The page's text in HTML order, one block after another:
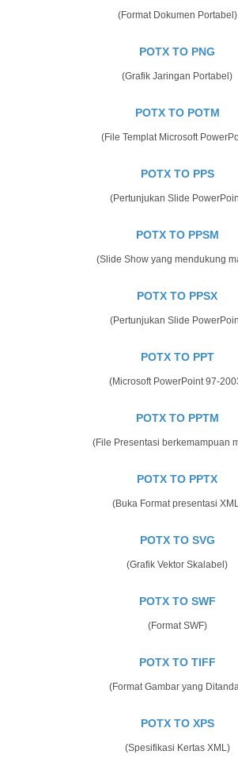
(Format Dokumen Portabel)
POTX TO PNG
(Grafik Jaringan Portabel)
POTX TO POTM
(File Templat Microsoft
POTX TO PPS
(Pertunjukan Slide
POTX TO PPSM
(Slide Show yang mendukung
POTX TO PPSX
(Pertunjukan Slide
POTX TO PPT
(Microsoft PowerPoint 97-
POTX TO PPTM
(File Presentasi berkemampuan
POTX TO PPTX
(Buka Format presentasi
POTX TO SVG
(Grafik Vektor Skalabel)
POTX TO SWF
(Format SWF)
POTX TO TIFF
(Format Gambar yang
POTX TO XPS
(Spesifikasi Kertas XML)